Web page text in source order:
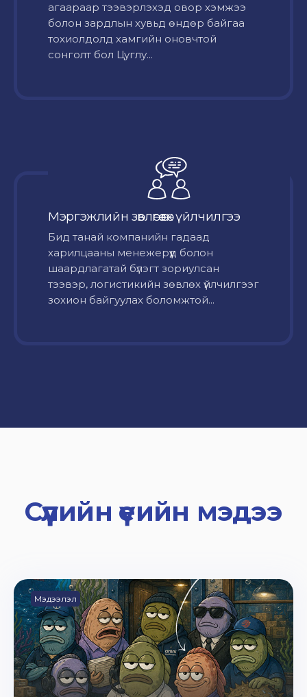
агаараар тээвэрлэхэд овор хэмжээ
болон зардлын хувьд өндөр байгаа
тохиолдолд хамгийн оновчтой
сонголт бол Цуглу...
Мэргэжлийн зөвлөгөө өгөх үйлчилгээ
Бид танай компанийн гадаад
харилцааны менежерүүд болон
шаардлагатай бүлэгт зориулсан
тээвэр, логистикийн зөвлөх үйлчилгээг
зохион байгуулах боломжтой...
Сүүлийн үеийн мэдээ
Мэдээлэл